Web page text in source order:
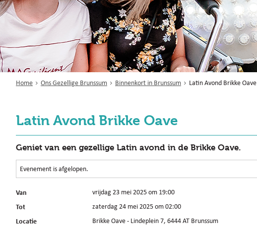
Home Ons Gezellige Brunssum Binnenkort in Brunssum Latin Avond Brikke Oave
Latin Avond Brikke Oave
Geniet van een gezellige Latin avond in de Brikke Oave.
Evenement is afgelopen.
Van vrijdag 23 mei 2025 om 19:00
Tot zaterdag 24 mei 2025 om 02:00
Locatie Brikke Oave - Lindeplein 7, 6444 AT Brunssum